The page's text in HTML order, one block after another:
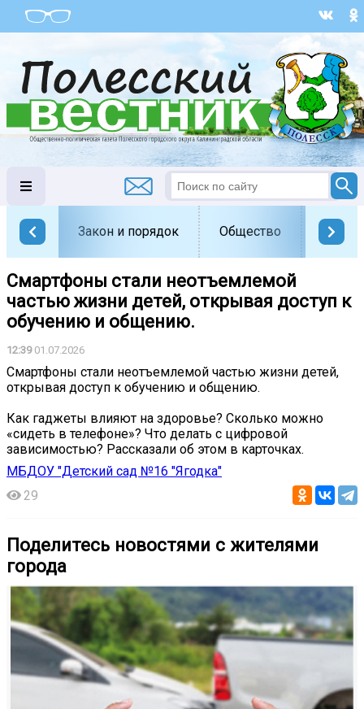
Закон и порядок Общество
Смартфоны стали неотъемлемой
частью жизни детей, открывая доступ к
обучению и общению.
12:3901.07.2026
Смартфоны стали неотъемлемой частью жизни детей,
открывая доступ к обучению и общению.
Как гаджеты влияют на здоровье? Сколько можно
«сидеть в телефоне»? Что делать с цифровой
зависимостью? Рассказали об этом в карточках.
МБДОУ "Детский сад №16 "Ягодка"
29
Поделитесь новостями с жителями
города